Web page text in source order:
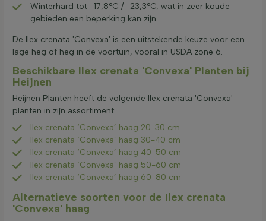
Winterhard tot -17,8°C / -23,3°C, wat in zeer koude
gebieden een beperking kan zijn
De Ilex crenata 'Convexa' is een uitstekende keuze voor een
lage heg of heg in de voortuin, vooral in USDA zone 6.
Beschikbare Ilex crenata 'Convexa' Planten bij
Heijnen
Heijnen Planten heeft de volgende Ilex crenata 'Convexa'
planten in zijn assortiment:
Ilex crenata ‘Convexa’ haag 20-30 cm
Ilex crenata ‘Convexa’ haag 30-40 cm
Ilex crenata ‘Convexa’ haag 40-50 cm
Ilex crenata ‘Convexa’ haag 50-60 cm
Ilex crenata ‘Convexa’ haag 60-80 cm
Alternatieve soorten voor de Ilex crenata
'Convexa' haag